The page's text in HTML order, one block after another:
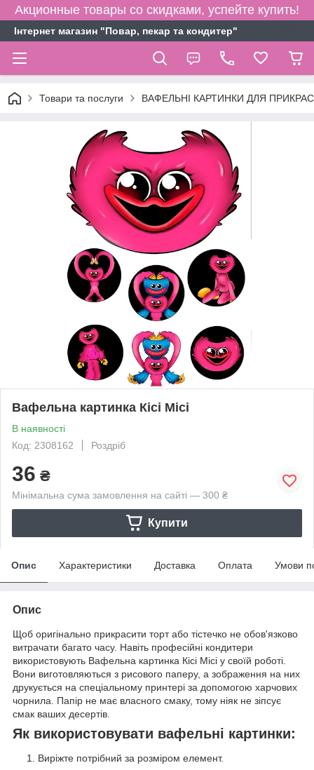
Акционные товары со скидками, успейте купить!
Інтернет магазин "Повар, пекар та кондитер"
Товари та послуги ВАФЕЛЬНІ КАРТИНКИ ДЛЯ
Вафельна картинка Кісі Місі
В наявності
Код: 2308162
Роздріб
36 ₴
Мінімальна сума замовлення на сайті — 300 ₴
Купити
Опис Характеристики Доставка Оплата Умови
Опис
Щоб оригінально прикрасити торт або тістечко не обов'язково
витрачати багато часу. Навіть професійні кондитери
використовують Вафельна картинка Кісі Місі у своїй роботі.
Вони виготовляються з рисового паперу, а зображення на них
друкується на спеціальному принтері за допомогою харчових
чорнила. Папір не має власного смаку, тому ніяк не зіпсує
смак ваших десертів.
Як використовувати вафельні картинки:
Виріжте потрібний за розміром елемент.